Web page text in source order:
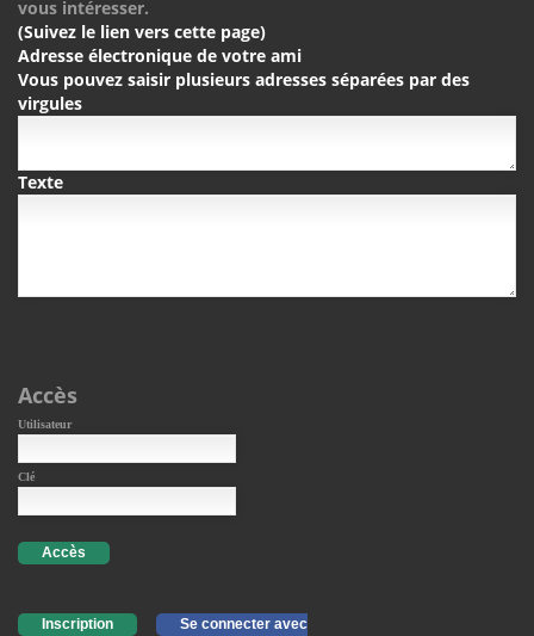
vous intéresser.
(Suivez le lien vers cette page)
Adresse électronique de votre ami
Vous pouvez saisir plusieurs adresses séparées par des
virgules
Texte
Accès
Utilisateur
Clé
Accès
Inscription Se connecter avec